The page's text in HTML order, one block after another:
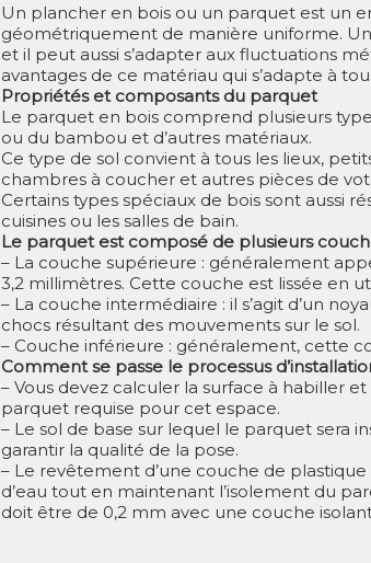
Un plancher en bois ou un parquet est un
géométriquement de manière uniforme.
et il peut aussi s’adapter aux fluctuations
avantages de ce matériau qui s’adapte à
Propriétés et composants du parquet
Le parquet en bois comprend plusieurs
ou du bambou et d’autres matériaux.
Ce type de sol convient à tous les lieux,
chambres à coucher et autres pièces de
Certains types spéciaux de bois sont aussi
cuisines ou les salles de bain.
Le parquet est composé de plusieurs
– La couche supérieure : généralement
3,2 millimètres. Cette couche est lissée en
– La couche intermédiaire : il s’agit d’un
chocs résultant des mouvements sur le sol.
– Couche inférieure : généralement, cette
Comment se passe le processus
– Vous devez calculer la surface à habiller
parquet requise pour cet espace.
– Le sol de base sur lequel le parquet sera
garantir la qualité de la pose.
– Le revêtement d’une couche de
d’eau tout en maintenant l’isolement du
doit être de 0,2 mm avec une couche